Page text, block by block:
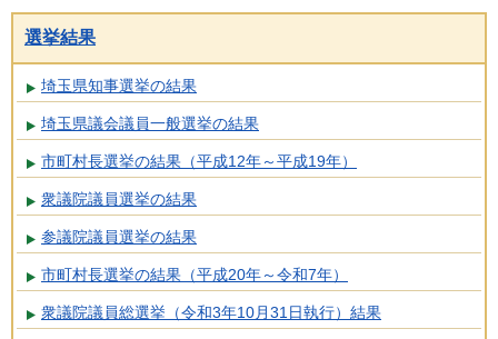
選挙結果
埼玉県知事選挙の結果
埼玉県議会議員一般選挙の結果
市町村長選挙の結果（平成12年～平成19年）
衆議院議員選挙の結果
参議院議員選挙の結果
市町村長選挙の結果（平成20年～令和7年）
衆議院議員総選挙（令和3年10月31日執行）結果